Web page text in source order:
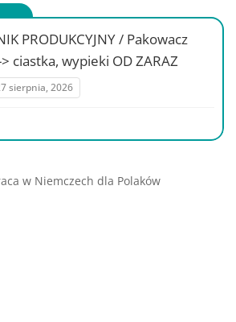
PRODUKCYJNY / Pakowacz
ciastka, wypieki OD ZARAZ
sierpnia, 2026
w Niemczech dla Polaków